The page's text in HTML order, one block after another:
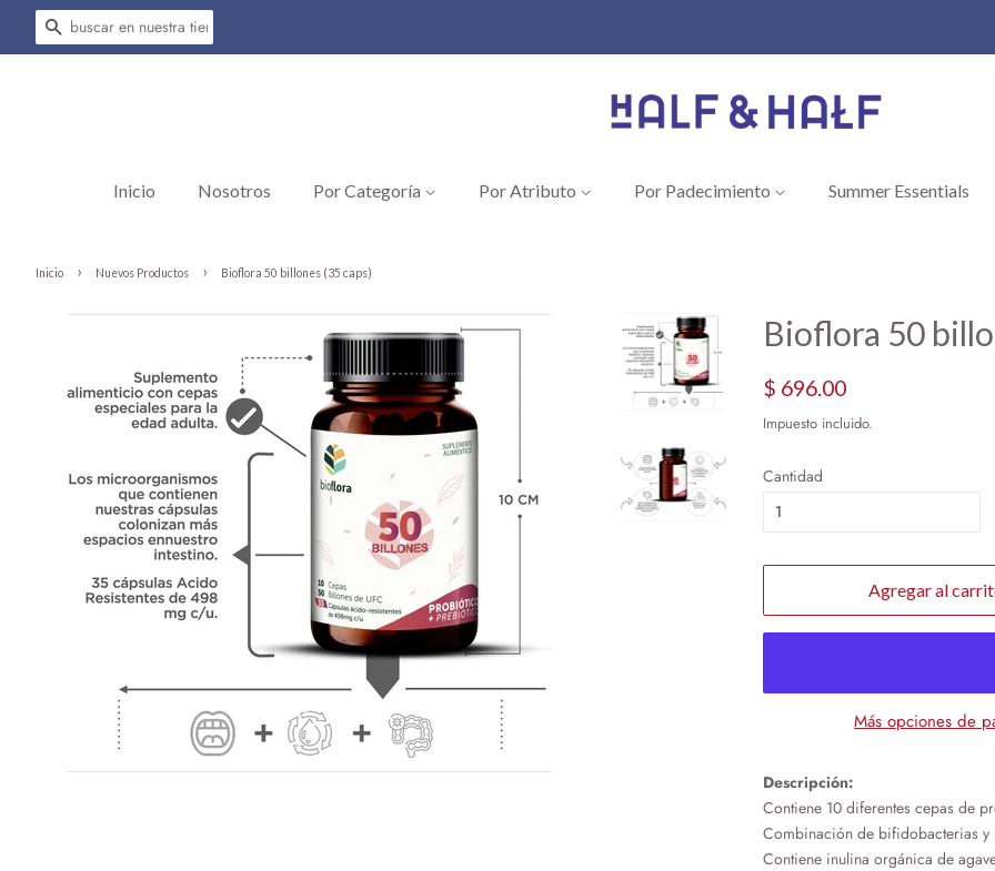
Buscar
Inicio Nosotros Por Categoría Por Atributo Por Padecimiento Summer Essentials
Inicio › Nuevos Productos › Bioflora 50 billones (35 caps)
Bioflora 50
Precio
$ 696.00
oferta
Impuesto incluido.
Cantidad
Agregar al
Más opciones de
Descripción:
Contiene 10 diferentes cepas de
Combinación de bifidobacterias y
Contiene inulina orgánica de